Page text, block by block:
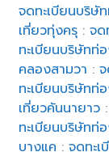
จดทะเบียนบริษั
เที่ยวทุ่งครุ :จด
ทะเบียนบริษัทท่
คลองสามวา :
ทะเบียนบริษัทท่
เที่ยวคันนายาว
ทะเบียนบริษัทท่
บางแค :จดทะ